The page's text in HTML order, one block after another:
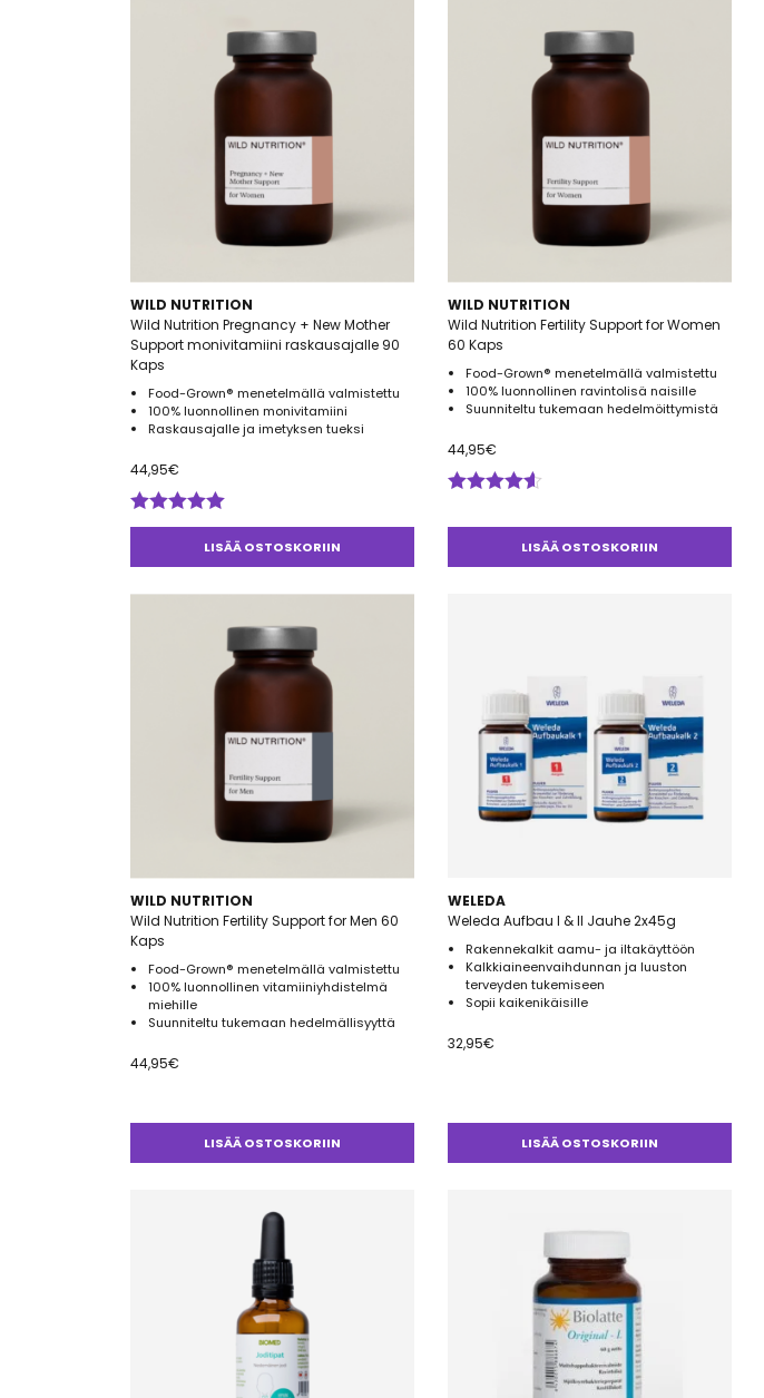
WILD NUTRITION
Wild Nutrition Pregnancy + New Mother
Support monivitamiini raskausajalle 90
Kaps
Food-Grown® menetelmällä valmistettu
100% luonnollinen monivitamiini
Raskausajalle ja imetyksen tueksi
44,95€
Arvostelu
tuotteesta:LISÄÄ OSTOSKORIIN
WILD NUTRITION
Wild Nutrition Fertility Support for Women
60 Kaps
Food-Grown® menetelmällä valmistettu
100% luonnollinen ravintolisä naisille
Suunniteltu tukemaan hedelmöittymistä
44,95€
tuotteesta:
LISÄÄ OSTOSKORIIN
WILD NUTRITION
Wild Nutrition Fertility Support for Men 60
Kaps
Food-Grown® menetelmällä valmistettu
100% luonnollinen vitamiiniyhdistelmä
miehille
Suunniteltu tukemaan hedelmällisyyttä
44,95€
LISÄÄ OSTOSKORIIN
WELEDA
Weleda Aufbau I & II Jauhe 2x45g
Rakennekalkit aamu- ja iltakäyttöön
Kalkkiaineenvaihdunnan ja luuston
terveyden tukemiseen
Sopii kaikenikäisille
32,95€
LISÄÄ OSTOSKORIIN